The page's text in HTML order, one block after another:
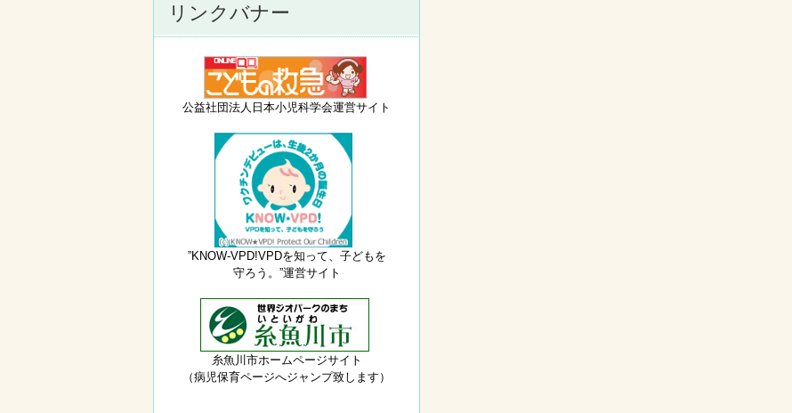
リンクバナー
公益社団法人日本小児科学会運営サイト
”KNOW-VPD!VPDを知って、子どもを
守ろう。”運営サイト
糸魚川市ホームページサイト
（病児保育ページへジャンプ致します）